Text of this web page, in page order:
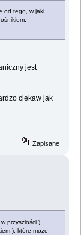
od tego, w jaki
jest
ciekaw jak
Zapisane
przyszłości ),
), które może